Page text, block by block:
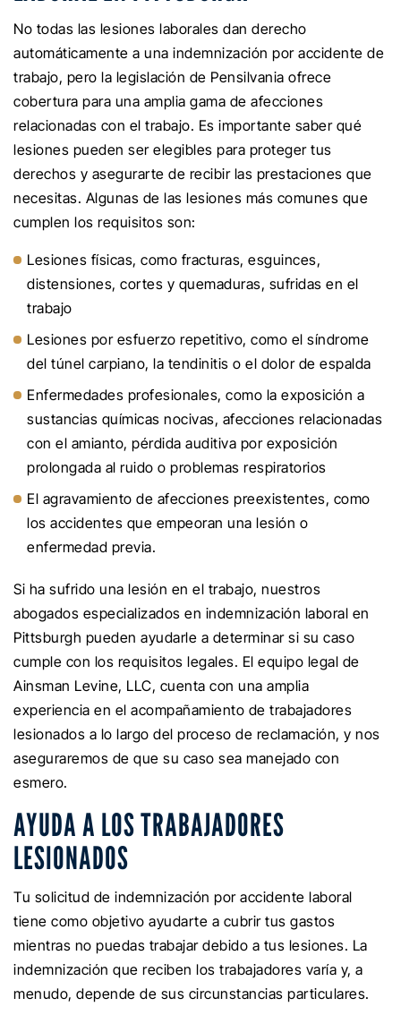
No todas las lesiones laborales dan derecho
automáticamente a una indemnización por accidente de
trabajo, pero la legislación de Pensilvania ofrece
cobertura para una amplia gama de afecciones
relacionadas con el trabajo. Es importante saber qué
lesiones pueden ser elegibles para proteger tus
derechos y asegurarte de recibir las prestaciones que
necesitas. Algunas de las lesiones más comunes que
cumplen los requisitos son:
Lesiones físicas, como fracturas, esguinces,
distensiones, cortes y quemaduras, sufridas en el
trabajo
Lesiones por esfuerzo repetitivo, como el síndrome
del túnel carpiano, la tendinitis o el dolor de espalda
Enfermedades profesionales, como la exposición a
sustancias químicas nocivas, afecciones relacionadas
con el amianto, pérdida auditiva por exposición
prolongada al ruido o problemas respiratorios
El agravamiento de afecciones preexistentes, como
los accidentes que empeoran una lesión o
enfermedad previa.
Si ha sufrido una lesión en el trabajo, nuestros
abogados especializados en indemnización laboral en
Pittsburgh pueden ayudarle a determinar si su caso
cumple con los requisitos legales. El equipo legal de
Ainsman Levine, LLC, cuenta con una amplia
experiencia en el acompañamiento de trabajadores
lesionados a lo largo del proceso de reclamación, y nos
aseguraremos de que su caso sea manejado con
esmero.
AYUDA A LOS TRABAJADORES
LESIONADOS
Tu solicitud de indemnización por accidente laboral
tiene como objetivo ayudarte a cubrir tus gastos
mientras no puedas trabajar debido a tus lesiones. La
indemnización que reciben los trabajadores varía y, a
menudo, depende de sus circunstancias particulares.